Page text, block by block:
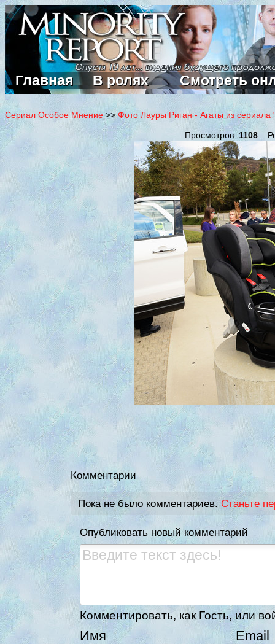
Главная В ролях Смотреть
Сериал Особое Мнение >>Фото Лауры Риган - Агаты из
:: Просмотров:1108::
Комментарии
Пока не было комментариев.Станьте
Опубликовать новый комментарий
Комментировать, как Гость, или
Имя Email